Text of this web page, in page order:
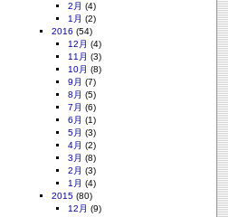
2月 (4)
1月 (2)
2016 (54)
12月 (4)
11月 (3)
10月 (8)
9月 (7)
8月 (5)
7月 (6)
6月 (1)
5月 (3)
4月 (2)
3月 (8)
2月 (3)
1月 (4)
2015 (80)
12月 (9)